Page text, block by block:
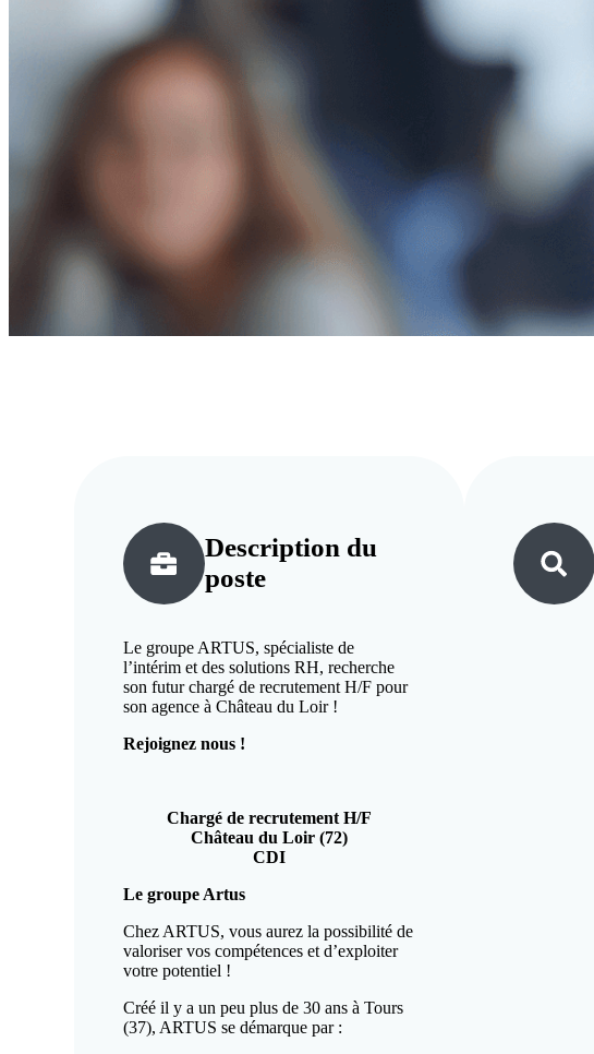
Description du
poste
Le groupe ARTUS, spécialiste de
l’intérim et des solutions RH, recherche
son futur chargé de recrutement H/F pour
son agence à Château du Loir !
Rejoignez nous !
Chargé de recrutement H/F
Château du Loir (72)
CDI
Le groupe Artus
Chez ARTUS, vous aurez la possibilité de
valoriser vos compétences et d’exploiter
votre potentiel !
Créé il y a un peu plus de 30 ans à Tours
(37), ARTUS se démarque par :